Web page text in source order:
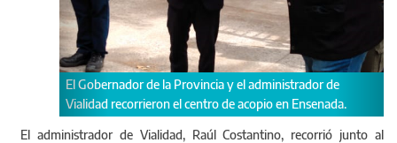
El Gobernador de la Provincia y el administrador de
Vialidad recorrieron el centro de acopio en Ensenada.
El
El administrador de Vialidad, Raúl Costantino, recorrió junto al